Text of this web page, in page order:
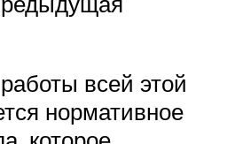
всей этой
нормативное